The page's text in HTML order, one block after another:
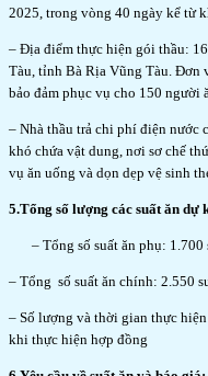
2025, trong vòng 40 ngày kể từ
– Địa điểm thực hiện gói thầu:
Tàu, tỉnh Bà Rịa Vũng Tàu. Đơn
bảo đảm phục vụ cho 150 người
– Nhà thầu trả chi phí điện nước
khó chứa vật dung, nơi sơ chế
vụ ăn uống và dọn dẹp vệ sinh
5.Tổng số lượng các suất ăn dự
– Tổng số suất ăn phụ: 1.700
– Tổng số suất ăn chính: 2.550
– Số lượng và thời gian thực
khi thực hiện hợp đồng